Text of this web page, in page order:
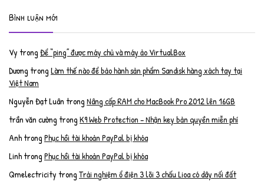
Bình luận mới
Vy trongĐể “ping” được máy chủ và máy ảo VirtualBox
Dương trongLàm thế nào để bảo hành sản phẩm Sandisk hàng xách tay tại
Việt Nam
Nguyễn Đạt Luân trongNâng cấp RAM cho MacBook Pro 2012 lên 16GB
trần văn cường trongK9 Web Protection – Nhận key bản quyền miễn phí
AnhtrongPhục hồi tài khoản PayPal bị khóa
LinhtrongPhục hồi tài khoản PayPal bị khóa
Qmelectricity trongTrải nghiệm ổ điện 3 lõi 3 chấu Lioa có dây nối đất